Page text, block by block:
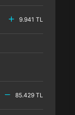
9.941 TL
85.429 TL